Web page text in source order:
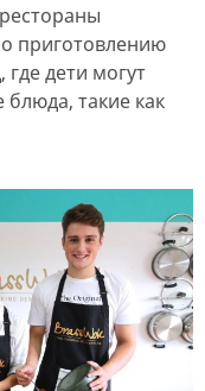
приготовлению
дети могут
блюда, такие как